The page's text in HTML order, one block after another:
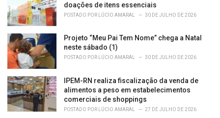
doações de itens essenciais
POSTADO POR LÚCIO AMARAL 30 DE JULHO DE 2026
Projeto “Meu Pai Tem Nome” chega a Natal
neste sábado (1)
POSTADO POR LÚCIO AMARAL 30 DE JULHO DE 2026
IPEM-RN realiza fiscalização da venda de
alimentos a peso em estabelecimentos
comerciais de shoppings
POSTADO POR LÚCIO AMARAL 27 DE JULHO DE 2026